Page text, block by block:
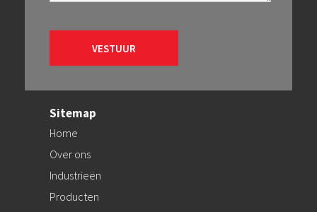
Sitemap
Home
Over ons
Industrieën
Producten